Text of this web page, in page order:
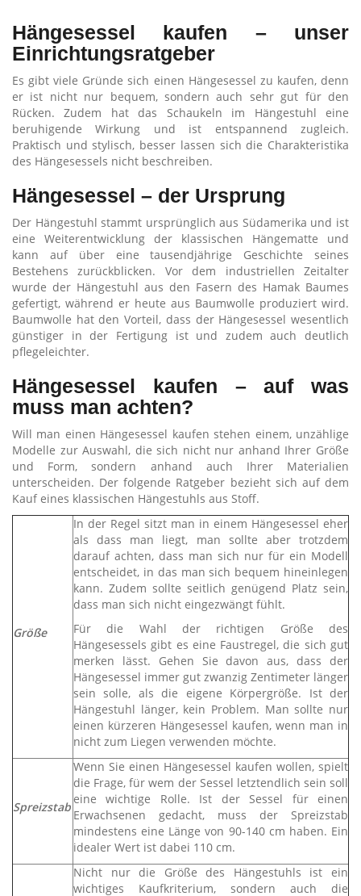
Hängesessel kaufen – unser
Einrichtungsratgeber
Es gibt viele Gründe sich einen Hängesessel zu kaufen, denn
er ist nicht nur bequem, sondern auch sehr gut für den
Rücken. Zudem hat das Schaukeln im Hängestuhl eine
beruhigende Wirkung und ist entspannend zugleich.
Praktisch und stylisch, besser lassen sich die Charakteristika
des Hängesessels nicht beschreiben.
Hängesessel – der Ursprung
Der Hängestuhl stammt ursprünglich aus Südamerika und ist
eine Weiterentwicklung der klassischen Hängematte und
kann auf über eine tausendjährige Geschichte seines
Bestehens zurückblicken. Vor dem industriellen Zeitalter
wurde der Hängestuhl aus den Fasern des Hamak Baumes
gefertigt, während er heute aus Baumwolle produziert wird.
Baumwolle hat den Vorteil, dass der Hängesessel wesentlich
günstiger in der Fertigung ist und zudem auch deutlich
pflegeleichter.
Hängesessel kaufen – auf was
muss man achten?
Will man einen Hängesessel kaufen stehen einem, unzählige
Modelle zur Auswahl, die sich nicht nur anhand Ihrer Größe
und Form, sondern anhand auch Ihrer Materialien
unterscheiden. Der folgende Ratgeber bezieht sich auf dem
Kauf eines klassischen Hängestuhls aus Stoff.
Größe
In der Regel sitzt man in einem Hängesessel eher
als dass man liegt, man sollte aber trotzdem
darauf achten, dass man sich nur für ein Modell
entscheidet, in das man sich bequem hineinlegen
kann. Zudem sollte seitlich genügend Platz sein,
dass man sich nicht eingezwängt fühlt.
Für die Wahl der richtigen Größe des
Hängesessels gibt es eine Faustregel, die sich gut
merken lässt. Gehen Sie davon aus, dass der
Hängesessel immer gut zwanzig Zentimeter länger
sein solle, als die eigene Körpergröße. Ist der
Hängestuhl länger, kein Problem. Man sollte nur
einen kürzeren Hängesessel kaufen, wenn man in
nicht zum Liegen verwenden möchte.
Spreizstab
Wenn Sie einen Hängesessel kaufen wollen, spielt
die Frage, für wem der Sessel letztendlich sein soll
eine wichtige Rolle. Ist der Sessel für einen
Erwachsenen gedacht, muss der Spreizstab
mindestens eine Länge von 90-140 cm haben. Ein
idealer Wert ist dabei 110 cm.
Nicht nur die Größe des Hängestuhls ist ein
wichtiges Kaufkriterium, sondern auch die